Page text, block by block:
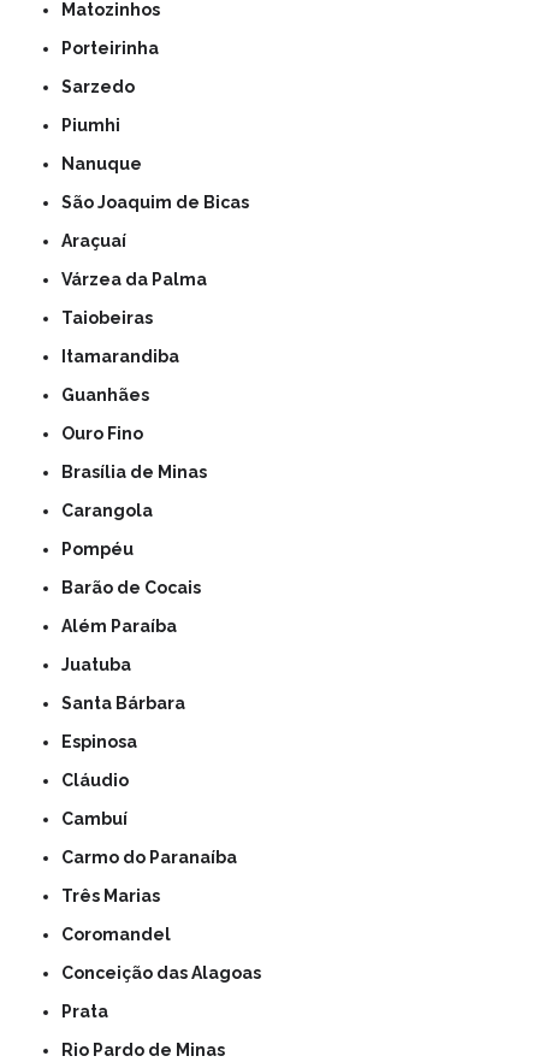
Matozinhos
Porteirinha
Sarzedo
Piumhi
Nanuque
São Joaquim de Bicas
Araçuaí
Várzea da Palma
Taiobeiras
Itamarandiba
Guanhães
Ouro Fino
Brasília de Minas
Carangola
Pompéu
Barão de Cocais
Além Paraíba
Juatuba
Santa Bárbara
Espinosa
Cláudio
Cambuí
Carmo do Paranaíba
Três Marias
Coromandel
Conceição das Alagoas
Prata
Rio Pardo de Minas